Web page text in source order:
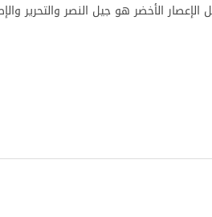
الأخضر هو جيل النصر والتحرير